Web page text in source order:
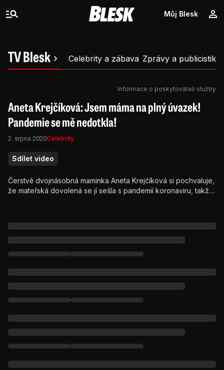
Můj Blesk
TV Blesk Celebrity a zábava Zprávy a publicistika
Informace o poskytovateli služby
Aneta Krejčíková: Jsem máma na plný úvazek!
Pandemie se mě nedotkla!
2. srpna 2020Celebrity
Sdílet video
Čerstvě dvojnásobná maminka Aneta Krejčíková si pochvaluje,
že mateřská dovolená se jí sešla s pandemií koronaviru, takže